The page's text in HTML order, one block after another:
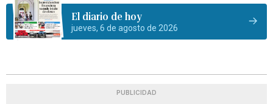
El diario de hoy
jueves, 6 de agosto de 2026
PUBLICIDAD